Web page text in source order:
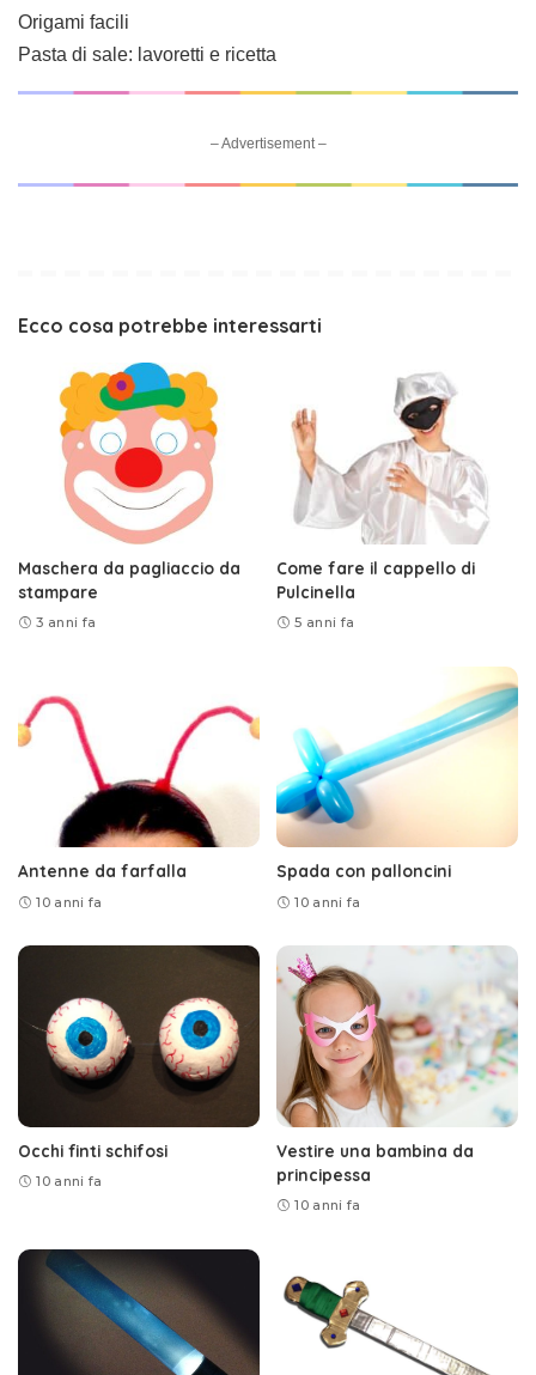
Origami facili
Pasta di sale: lavoretti e ricetta
– Advertisement –
Ecco cosa potrebbe interessarti
Maschera da pagliaccio da
stampare
3 anni fa
Come fare il cappello di
Pulcinella
5 anni fa
Antenne da farfalla
10 anni fa
Spada con palloncini
10 anni fa
Occhi finti schifosi
10 anni fa
Vestire una bambina da
principessa
10 anni fa